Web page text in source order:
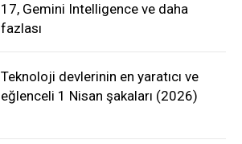
17, Gemini Intelligence ve daha
fazlası
Teknoloji devlerinin en yaratıcı ve
eğlenceli 1 Nisan şakaları (2026)